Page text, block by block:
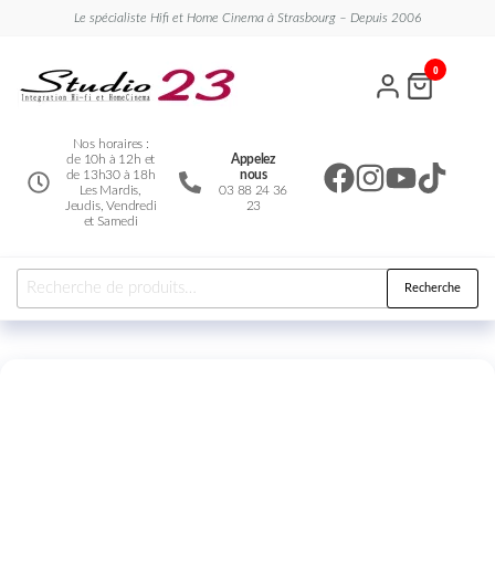
Le spécialiste Hifi et Home Cinema à Strasbourg – Depuis 2006
Nos horaires :
de 10h à 12h et
de 13h30 à 18h
Les Mardis,
Jeudis, Vendredi
et Samedi
Appelez
nous
03 88 24 36
23
0
Recherche